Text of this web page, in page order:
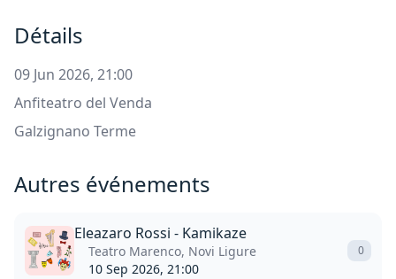
Détails
09 Jun 2026, 21:00
Anfiteatro del Venda
Galzignano Terme
Autres événements
Eleazaro Rossi - Kamikaze
Teatro Marenco, Novi Ligure
10 Sep 2026, 21:00
0